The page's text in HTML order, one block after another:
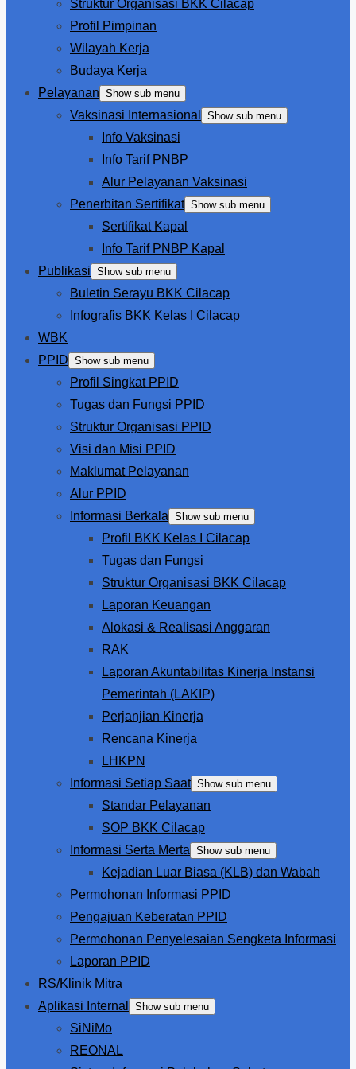
Struktur Organisasi BKK Cilacap
Profil Pimpinan
Wilayah Kerja
Budaya Kerja
Pelayanan Show sub menu
Vaksinasi Internasional Show sub menu
Info Vaksinasi
Info Tarif PNBP
Alur Pelayanan Vaksinasi
Penerbitan Sertifikat Show sub menu
Sertifikat Kapal
Info Tarif PNBP Kapal
Publikasi Show sub menu
Buletin Serayu BKK Cilacap
Infografis BKK Kelas I Cilacap
WBK
PPID Show sub menu
Profil Singkat PPID
Tugas dan Fungsi PPID
Struktur Organisasi PPID
Visi dan Misi PPID
Maklumat Pelayanan
Alur PPID
Informasi Berkala Show sub menu
Profil BKK Kelas I Cilacap
Tugas dan Fungsi
Struktur Organisasi BKK Cilacap
Laporan Keuangan
Alokasi & Realisasi Anggaran
RAK
Laporan Akuntabilitas Kinerja Instansi
Pemerintah (LAKIP)
Perjanjian Kinerja
Rencana Kinerja
LHKPN
Informasi Setiap Saat Show sub menu
Standar Pelayanan
SOP BKK Cilacap
Informasi Serta Merta Show sub menu
Kejadian Luar Biasa (KLB) dan Wabah
Permohonan Informasi PPID
Pengajuan Keberatan PPID
Permohonan Penyelesaian Sengketa Informasi
Laporan PPID
RS/Klinik Mitra
Aplikasi Internal
Show sub menu
SiNiMo
REONAL